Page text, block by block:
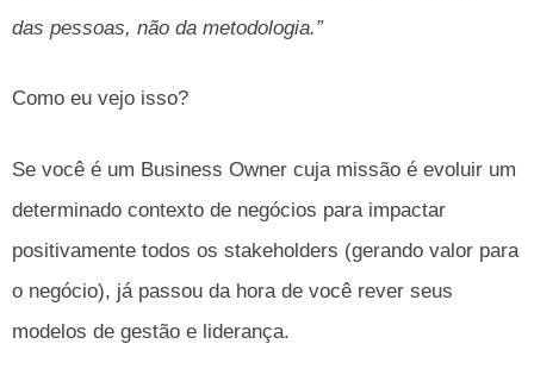
das pessoas, não da metodologia.”
Como eu vejo isso?
Se você é um Business Owner cuja missão é evoluir um
determinado contexto de negócios para impactar
positivamente todos os stakeholders (gerando valor para
o negócio), já passou da hora de você rever seus
modelos de gestão e liderança.